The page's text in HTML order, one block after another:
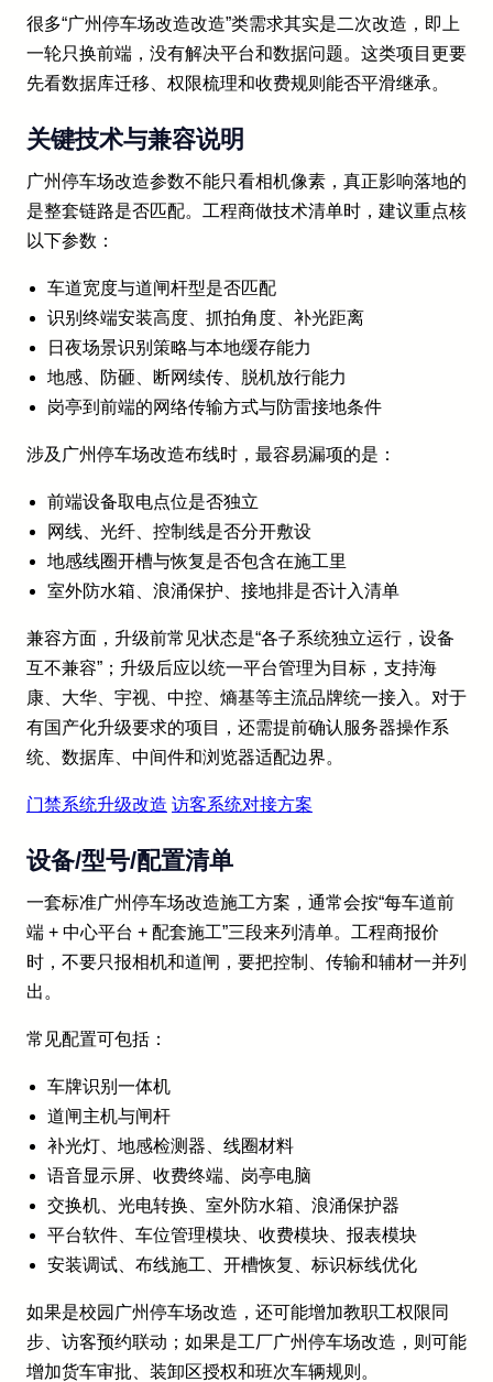
很多“广州停车场改造改造”类需求其实是二次改造，即上
一轮只换前端，没有解决平台和数据问题。这类项目更要
先看数据库迁移、权限梳理和收费规则能否平滑继承。
关键技术与兼容说明
广州停车场改造参数不能只看相机像素，真正影响落地的
是整套链路是否匹配。工程商做技术清单时，建议重点核
以下参数：
车道宽度与道闸杆型是否匹配
识别终端安装高度、抓拍角度、补光距离
日夜场景识别策略与本地缓存能力
地感、防砸、断网续传、脱机放行能力
岗亭到前端的网络传输方式与防雷接地条件
涉及广州停车场改造布线时，最容易漏项的是：
前端设备取电点位是否独立
网线、光纤、控制线是否分开敷设
地感线圈开槽与恢复是否包含在施工里
室外防水箱、浪涌保护、接地排是否计入清单
兼容方面，升级前常见状态是“各子系统独立运行，设备
互不兼容”；升级后应以统一平台管理为目标，支持海
康、大华、宇视、中控、熵基等主流品牌统一接入。对于
有国产化升级要求的项目，还需提前确认服务器操作系
统、数据库、中间件和浏览器适配边界。
门禁系统升级改造 访客系统对接方案
设备/型号/配置清单
一套标准广州停车场改造施工方案，通常会按“每车道前
端 + 中心平台 + 配套施工”三段来列清单。工程商报价
时，不要只报相机和道闸，要把控制、传输和辅材一并列
出。
常见配置可包括：
车牌识别一体机
道闸主机与闸杆
补光灯、地感检测器、线圈材料
语音显示屏、收费终端、岗亭电脑
交换机、光电转换、室外防水箱、浪涌保护器
平台软件、车位管理模块、收费模块、报表模块
安装调试、布线施工、开槽恢复、标识标线优化
如果是校园广州停车场改造，还可能增加教职工权限同
步、访客预约联动；如果是工厂广州停车场改造，则可能
增加货车审批、装卸区授权和班次车辆规则。